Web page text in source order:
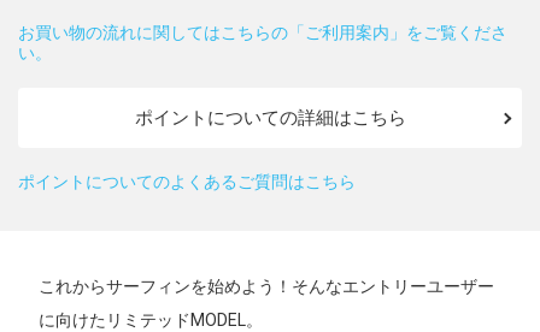
お買い物の流れに関してはこちらの「ご利用案内」をご覧くださ
い。
ポイントについての詳細はこちら
ポイントについてのよくあるご質問はこちら
これからサーフィンを始めよう！そんなエントリーユーザー
に向けたリミテッドMODEL。